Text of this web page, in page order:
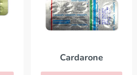
Cardarone